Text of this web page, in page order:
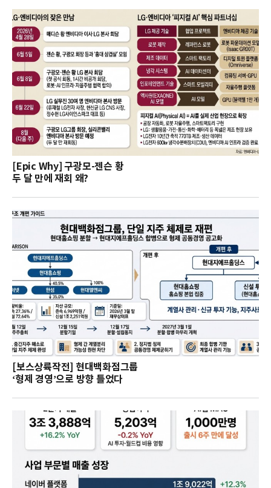
[Epic Why] 구광모-젠슨 황
두 달 만에 재회 왜?
[보스상륙작전] 현대백화점그룹
‘형제 경영’으로 방향 틀었다